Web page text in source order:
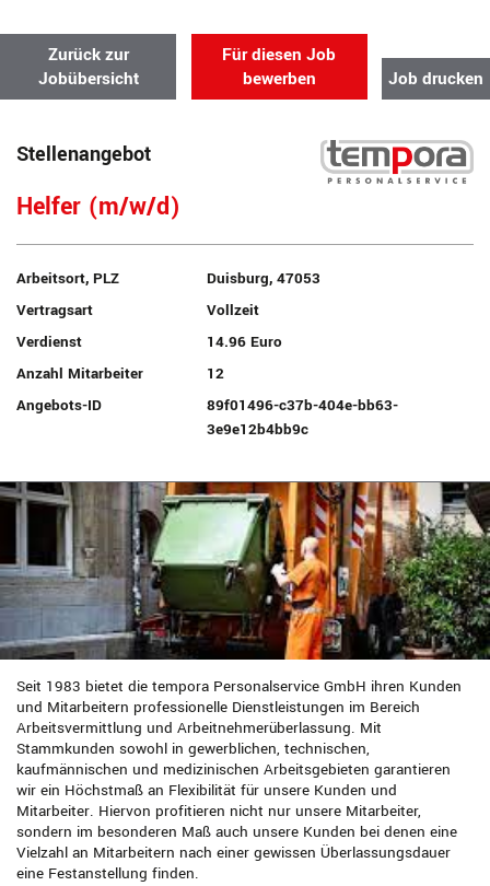
Zurück zur
Jobübersicht
Für diesen Job
bewerben
Job drucken
Stellenangebot
Helfer (m/w/d)
Arbeitsort, PLZ
Duisburg, 47053
Vertragsart
Vollzeit
Verdienst
14.96 Euro
Anzahl Mitarbeiter
12
Angebots-ID
89f01496-c37b-404e-bb63-
3e9e12b4bb9c
Seit 1983 bietet die tempora Personalservice GmbH ihren Kunden
und Mitarbeitern professionelle Dienstleistungen im Bereich
Arbeitsvermittlung und Arbeitnehmerüberlassung. Mit
Stammkunden sowohl in gewerblichen, technischen,
kaufmännischen und medizinischen Arbeitsgebieten garantieren
wir ein Höchstmaß an Flexibilität für unsere Kunden und
Mitarbeiter. Hiervon profitieren nicht nur unsere Mitarbeiter,
sondern im besonderen Maß auch unsere Kunden bei denen eine
Vielzahl an Mitarbeitern nach einer gewissen Überlassungsdauer
eine Festanstellung finden.